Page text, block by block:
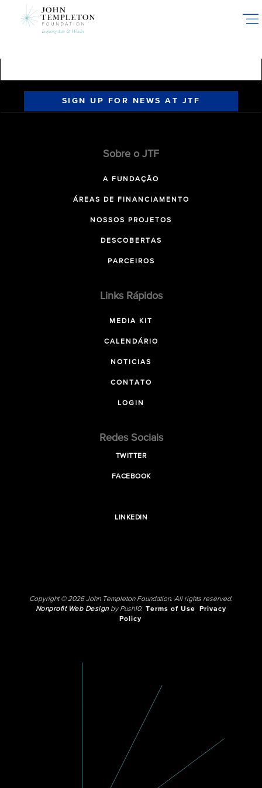
SIGN UP FOR NEWS AT JTF
Sobre o JTF
A FUNDAÇÃO
ÁREAS DE FINANCIAMENTO
NOSSOS PROJETOS
DESCOBERTAS
PARCEIROS
Links Rápidos
MEDIA KIT
CALENDÁRIO
NOTICIAS
CONTATO
LOGIN
Redes Sociais
TWITTER
FACEBOOK
LINKEDIN
Copyright © 2026 John Templeton Foundation. All rights reserved.
Nonprofit Web Designby Push10. Terms of Use
Privacy
Policy